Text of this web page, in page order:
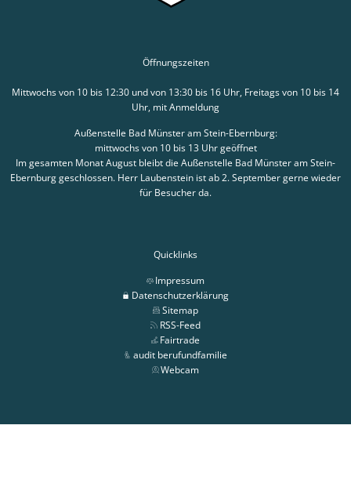
Öffnungszeiten
Mittwochs von 10 bis 12:30 und von 13:30 bis 16 Uhr, Freitags von 10 bis 14
Uhr, mit Anmeldung
Außenstelle Bad Münster am Stein-Ebernburg:
mittwochs von 10 bis 13 Uhr geöffnet
Im gesamten Monat August bleibt die Außenstelle Bad Münster am Stein-
Ebernburg geschlossen. Herr Laubenstein ist ab 2. September gerne wieder
für Besucher da.
Quicklinks
Impressum
Datenschutzerklärung
Sitemap
RSS-Feed
Fairtrade
audit berufundfamilie
Webcam